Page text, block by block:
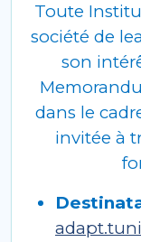
Toute
société de
son
dans le
invitée à